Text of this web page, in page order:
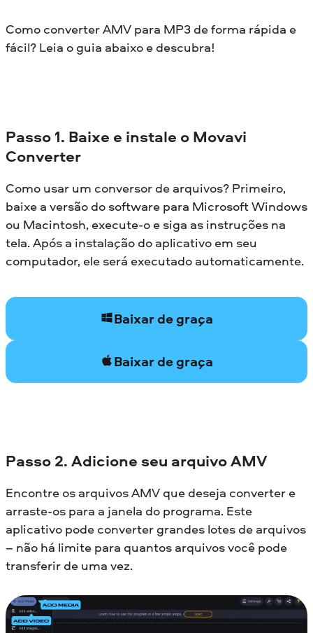
Como converter AMV para MP3 de forma rápida e
fácil? Leia o guia abaixo e descubra!
Passo 1. Baixe e instale o Movavi
Converter
Como usar um conversor de arquivos? Primeiro,
baixe a versão do software para Microsoft Windows
ou Macintosh, execute-o e siga as instruções na
tela. Após a instalação do aplicativo em seu
computador, ele será executado automaticamente.
Baixar de graça
Baixar de graça
Passo 2. Adicione seu arquivo AMV
Encontre os arquivos AMV que deseja converter e
arraste-os para a janela do programa. Este
aplicativo pode converter grandes lotes de arquivos
– não há limite para quantos arquivos você pode
transferir de uma vez.